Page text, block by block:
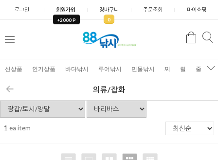
로그인 회원가입
+2000 P
장바구니
0
주문조회 마이쇼핑
검
신상품 인기상품 바다낚시 루어낚시 민물낚시 찌 릴 줄
의류/잡화
1 ea item